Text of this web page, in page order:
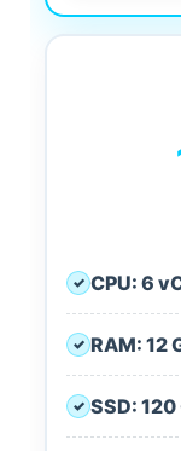
✓ CPU: 6
✓ RAM: 12
✓ SSD: 120